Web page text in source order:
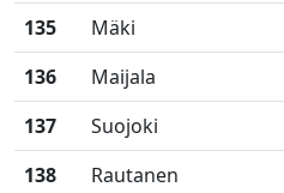
135
Mäki
136
Maijala
137
Suojoki
138
Rautanen